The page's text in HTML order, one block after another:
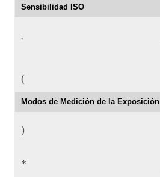
Sensibilidad ISO
'
(
Modos de Medición de la Exposición
)
*